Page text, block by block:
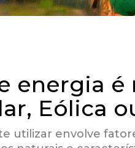
energia é
Eólica
utilizar envolve